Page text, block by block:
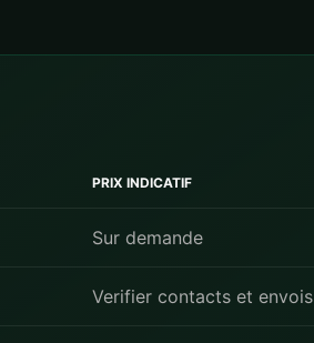
PRIX INDICATIF
Sur demande
Verifier contacts et envois